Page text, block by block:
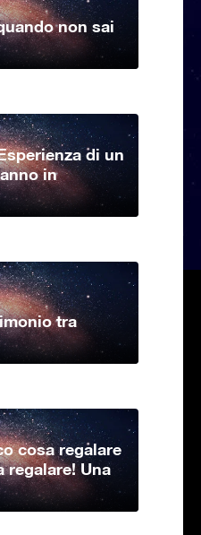
non sai
di un
in
tra
cosa regalare
regalare! Una